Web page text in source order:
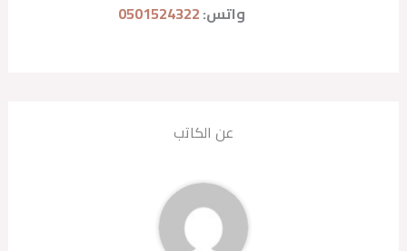
واتس:0501524322
عن الكاتب